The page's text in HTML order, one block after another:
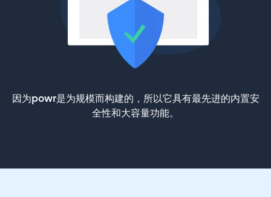
因为powr是为规模而构建的，所以它具有最先进的内置安
全性和大容量功能。